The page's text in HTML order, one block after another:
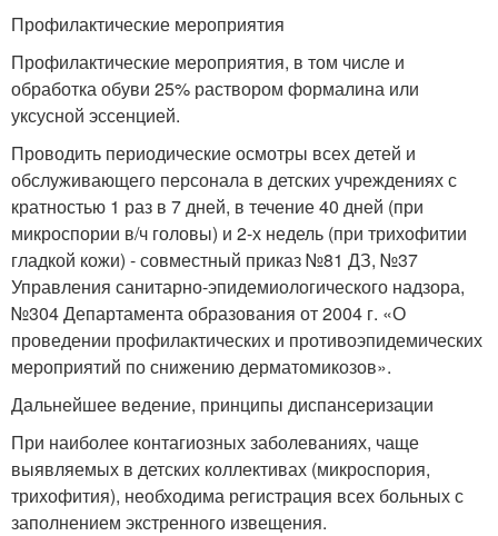
Профилактические мероприятия
Профилактические мероприятия, в том числе и
обработка обуви 25% раствором формалина или
уксусной эссенцией.
Проводить периодические осмотры всех детей и
обслуживающего персонала в детских учреждениях с
кратностью 1 раз в 7 дней, в течение 40 дней (при
микроспории в/ч головы) и 2-х недель (при трихофитии
гладкой кожи) - совместный приказ №81 ДЗ, №37
Управления санитарно-эпидемиологического надзора,
№304 Департамента образования от 2004 г. «О
проведении профилактических и противоэпидемических
мероприятий по снижению дерматомикозов».
Дальнейшее ведение, принципы диспансеризации
При наиболее контагиозных заболеваниях, чаще
выявляемых в детских коллективах (микроспория,
трихофития), необходима регистрация всех больных с
заполнением экстренного извещения.